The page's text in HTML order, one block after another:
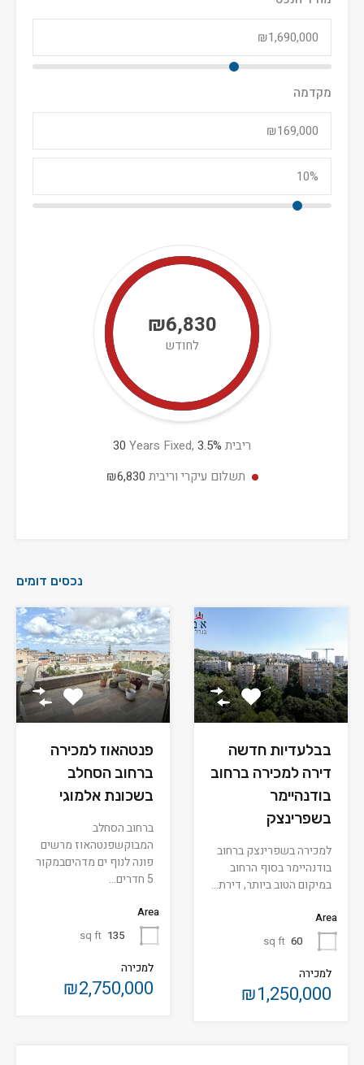
מקדמה
₪6,830
לחודש
30 Years Fixed, 3.5% ריבית
תשלום עיקרי וריבית ₪6,830
נכסים דומים
בבלעדיות חדשה
דירה למכירה ברחוב
בודנהיימר
בשפרינצק
למכירה בשפרינצק ברחוב
בודנהיימר בסוף הרחוב
במיקום הטוב ביותר, דירת…
Area
60
sq ft
למכירה
₪1,250,000
פנטהאוז למכירה
ברחוב הסחלב
בשכונת אלמוגי
ברחוב הסחלב
המבוקשפנטהאוז מרשים
פונה לנוף ים מדהיםבמקור
5 חדרים…
Area
135
sq ft
למכירה
₪2,750,000